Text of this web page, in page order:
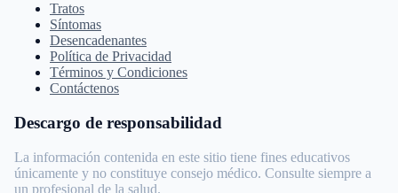
Tratos
Síntomas
Desencadenantes
Política de Privacidad
Términos y Condiciones
Contáctenos
Descargo de responsabilidad
La información contenida en este sitio tiene fines educativos
únicamente y no constituye consejo médico. Consulte siempre a
un profesional de la salud.